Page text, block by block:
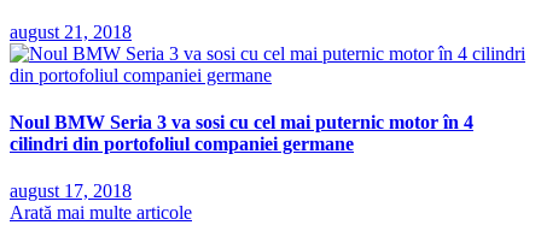
august 21, 2018
Noul BMW Seria 3 va sosi cu cel mai puternic motor în 4
cilindri din portofoliul companiei germane
august 17, 2018
Arată mai multe articole